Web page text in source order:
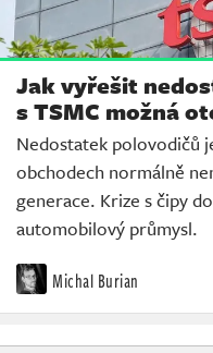
Jak vyřešit
s TSMC možná
Nedostatek polovodičů
obchodech normálně
generace. Krize s čipy
automobilový průmysl.
Michal Burian